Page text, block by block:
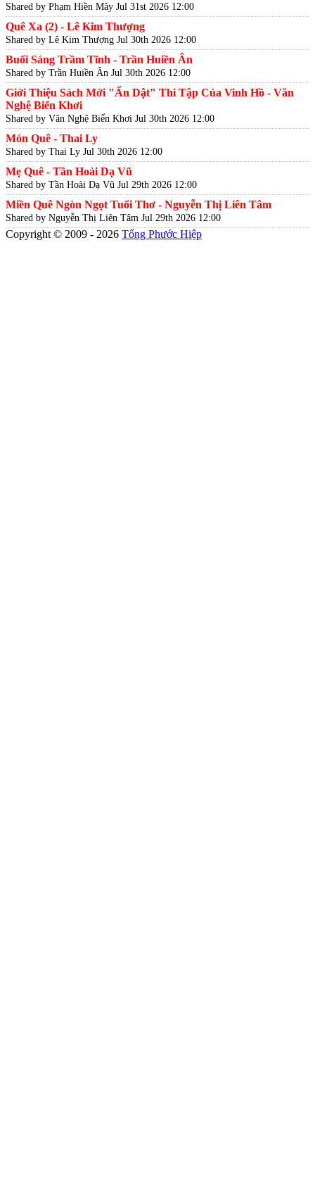
Shared by Phạm Hiền Mây Jul 31st 2026 12:00
Quê Xa (2) - Lê Kim Thượng
Shared by Lê Kim Thượng Jul 30th 2026 12:00
Buổi Sáng Trầm Tĩnh - Trần Huiền Ân
Shared by Trần Huiền Ân Jul 30th 2026 12:00
Giới Thiệu Sách Mới "Ẩn Dật" Thi Tập Của Vinh Hồ - Văn
Nghệ Biển Khơi
Shared by Văn Nghệ Biển Khơi Jul 30th 2026 12:00
Món Quê - Thai Ly
Shared by Thai Ly Jul 30th 2026 12:00
Mẹ Quê - Tần Hoài Dạ Vũ
Shared by Tần Hoài Dạ Vũ Jul 29th 2026 12:00
Miền Quê Ngòn Ngọt Tuổi Thơ - Nguyễn Thị Liên Tâm
Shared by Nguyễn Thị Liên Tâm Jul 29th 2026 12:00
Copyright © 2009 - 2026 Tống Phước Hiệp